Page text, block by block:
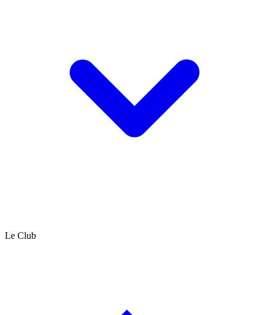
Le Club